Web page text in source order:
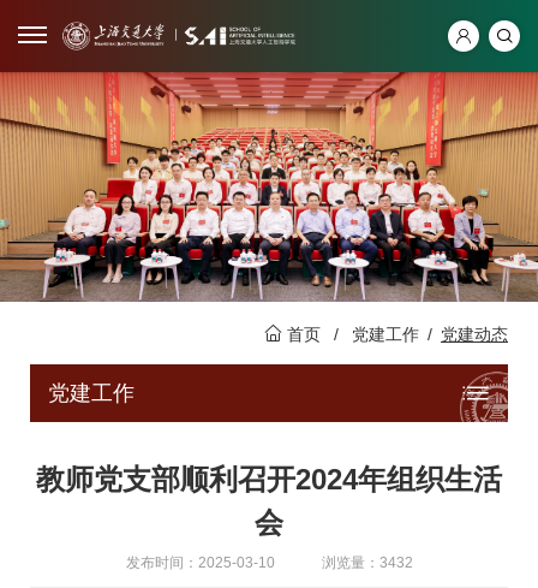
首页 / 党建工作 / 党建动态
党建工作
教师党支部顺利召开2024年组织生活
会
发布时间：2025-03-10 浏览量：3432